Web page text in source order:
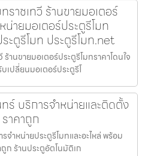
ราชเทวี ร้านขายมอเตอร์
น่ายมอเตอร์ประตูรีโมท
ะตูรีโมท ประตูรีโมท.net
านขายมอเตอร์ประตูรีโมทราคาโดนใจ
เปลี่ยนมอเตอร์ประตูรีโ
ร์ บริการจำหน่ายและติดตั้ง
าคาถูก
จำหน่ายประตูรีโมทและอะไหล่ พร้อม
ก ร้านประตูอัตโนมัติเก